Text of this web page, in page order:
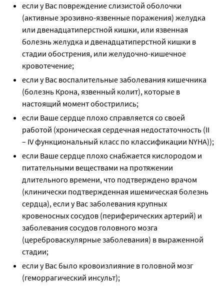
если у Вас повреждение слизистой оболочки
(активные эрозивно-язвенные поражения) желудка
или двенадцатиперстной кишки, или язвенная
болезнь желудка и двенадцатиперстной кишки в
стадии обострения, или желудочно-кишечное
кровотечение;
если у Вас воспалительные заболевания кишечника
(болезнь Крона, язвенный колит), которые в
настоящий момент обострились;
если Ваше сердце плохо справляется со своей
работой (хроническая сердечная недостаточность (II
– IV функциональный класс по классификации NYHA));
если Ваше сердце плохо снабжается кислородом и
питательными веществами на протяжении
длительного времени, что подтверждено врачом
(клинически подтвержденная ишемическая болезнь
сердца), если у Вас заболевания крупных
кровеносных сосудов (периферических артерий) и
заболевания сосудов головного мозга
(цереброваскулярные заболевания) в выраженной
стадии;
если у Вас было кровоизлияние в головной мозг
(геморрагический инсульт);